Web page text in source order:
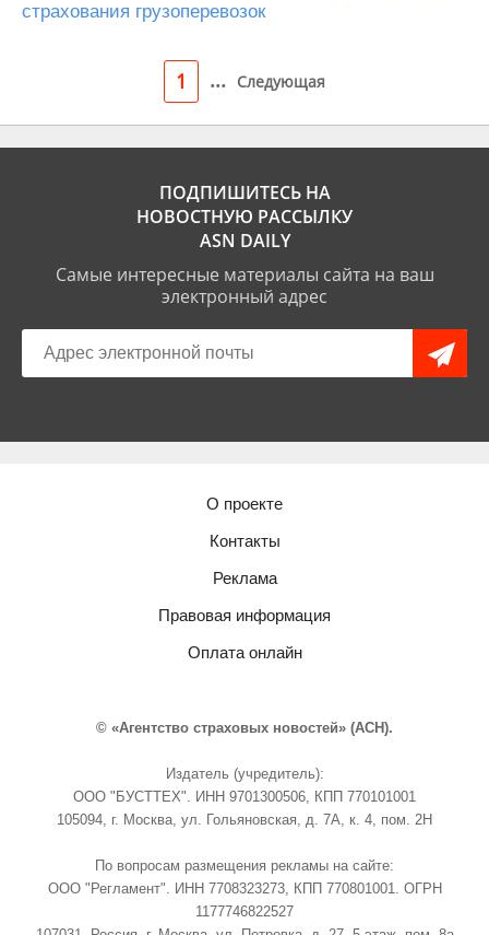
страхования грузоперевозок
1 ... Следующая
ПОДПИШИТЕСЬ НА
НОВОСТНУЮ РАССЫЛКУ
ASN DAILY
Самые интересные материалы сайта на ваш
электронный адрес
О проекте
Контакты
Реклама
Правовая информация
Оплата онлайн
© «Агентство страховых новостей» (АСН).
Издатель (учредитель):
ООО "БУСТТЕХ". ИНН 9701300506, КПП 770101001
105094, г. Москва, ул. Гольяновская, д. 7А, к. 4, пом. 2Н
По вопросам размещения рекламы на сайте:
ООО "Регламент". ИНН 7708323273, КПП 770801001. ОГРН
1177746822527